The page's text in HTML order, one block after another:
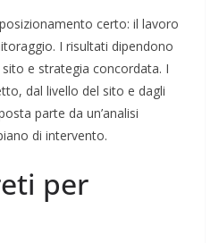
certo: il lavoro
I risultati dipendono
e strategia concordata. I
dal livello del sito e dagli
parte da un’analisi
di intervento.
per